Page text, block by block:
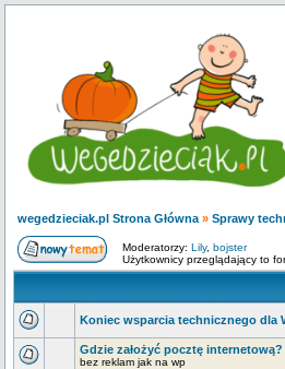
wegedzieciak.pl Strona Główna » Sprawy
Moderatorzy: Lily, bojster
Użytkownicy przeglądający to
Koniec wsparcia technicznego dla
Gdzie założyć pocztę
bez reklam jak na wp